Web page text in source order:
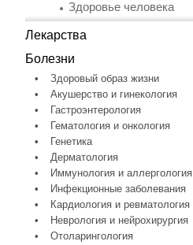
Здоровье человека
Лекарства
Болезни
•
Здоровый образ жизни
•
Акушерство и гинекология
•
Гастроэнтерология
•
Гематология и онкология
•
Генетика
•
Дерматология
•
Иммунология и аллергология
•
Инфекционные заболевания
•
Кардиология и ревматология
•
Неврология и нейрохирургия
•
Отоларингология